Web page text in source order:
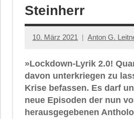
Steinherr
10. März 2021 Anton G.
»Lockdown-Lyrik 2.0!
davon unterkriegen zu
Krise befassen. Es darf
neue Episoden der nun
herausgegebenen